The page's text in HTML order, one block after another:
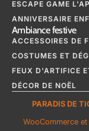
ESCAPE GAME
ANNIVERSAIRE
Ambiance festive
ACCESSOIRES DE
COSTUMES ET
FEUX D'ARTIFICE
DÉCOR DE NOËL
PARADIS DE
WooCommerce et